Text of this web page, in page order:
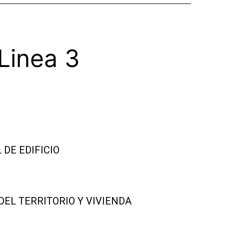
3
EDIFICIO
TERRITORIO Y VIVIENDA